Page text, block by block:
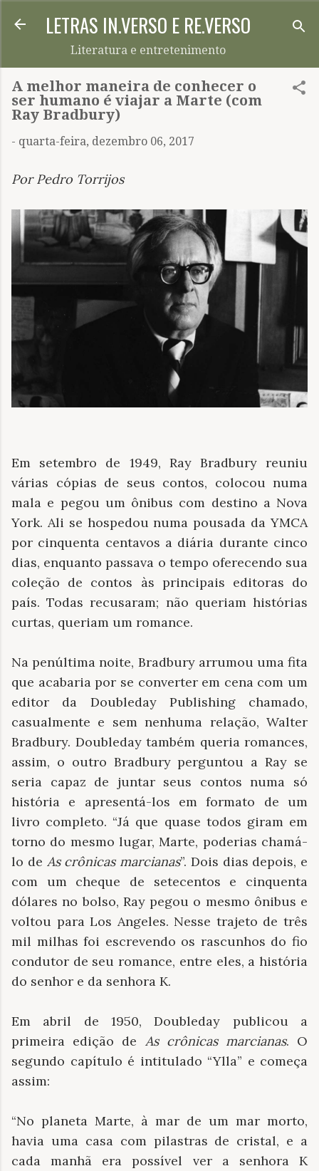
Pular para o conteúdo principal
LETRAS IN.VERSO E RE.VERSO
Literatura e entretenimento
A melhor maneira de conhecer o
ser humano é viajar a Marte (com
Ray Bradbury)
- quarta-feira, dezembro 06, 2017
Por Pedro Torrijos
Em setembro de 1949, Ray Bradbury reuniu
várias cópias de seus contos, colocou numa
mala e pegou um ônibus com destino a Nova
York. Ali se hospedou numa pousada da YMCA
por cinquenta centavos a diária durante cinco
dias, enquanto passava o tempo oferecendo sua
coleção de contos às principais editoras do
país. Todas recusaram; não queriam histórias
curtas, queriam um romance.
Na penúltima noite, Bradbury arrumou uma fita
que acabaria por se converter em cena com um
editor da Doubleday Publishing chamado,
casualmente e sem nenhuma relação, Walter
Bradbury. Doubleday também queria romances,
assim, o outro Bradbury perguntou a Ray se
seria capaz de juntar seus contos numa só
história e apresentá-los em formato de um
livro completo. “Já que quase todos giram em
torno do mesmo lugar, Marte, poderias chamá-
lo de As crônicas marcianas”. Dois dias depois, e
com um cheque de setecentos e cinquenta
dólares no bolso, Ray pegou o mesmo ônibus e
voltou para Los Angeles. Nesse trajeto de três
mil milhas foi escrevendo os rascunhos do fio
condutor de seu romance, entre eles, a história
do senhor e da senhora K.
Em abril de 1950, Doubleday publicou a
primeira edição de As crônicas marcianas. O
segundo capítulo é intitulado “Ylla” e começa
assim:
“No planeta Marte, à mar de um mar morto,
havia uma casa com pilastras de cristal, e a
cada manhã era possível ver a senhora K